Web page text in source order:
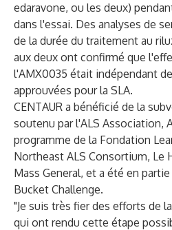
edaravone, ou les deux)
dans l'essai. Des analyses de
de la durée du traitement au
aux deux ont confirmé que
l'AMX0035 était indépendant
approuvées pour la SLA.
CENTAUR a bénéficié de la
soutenu parl'ALS Association,
programme de la Fondation
Northeast ALS Consortium, Le
Mass General, et a été en
Bucket Challenge.
"Je suis très fier des efforts de
qui ont rendu cette étape